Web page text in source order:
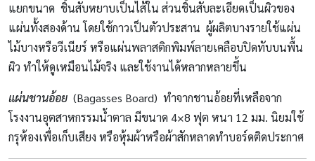
แยกขนาด ชิ้นสับหยาบเป็นไส้ใน ส่วนชิ้นสับละเอียดเป็นผิวของ
แผ่นทั้งสองด้าน โดยใช้กาวเป็นตัวประสาน ผู้ผลิตบางรายใช้แผ่น
ไม้บางหรือวีเนียร์ หรือแผ่นพลาสติกพิมพ์ลายเคลือบปิดทับบนพื้น
ผิว ทำให้ดูเหมือนไม้จริง และใช้งานได้หลากหลายขึ้น
แผ่นชานอ้อย (Bagasses Board) ทำจากชานอ้อยที่เหลือจาก
โรงงานอุตสาหกรรมน้ำตาล มีขนาด 4×8 ฟุต หนา 12 มม. นิยมใช้
กรุห้องเพื่อเก็บเสียง หรือหุ้มผ้าหรือผ้าสักหลาดทำบอร์ดติดประกาศ